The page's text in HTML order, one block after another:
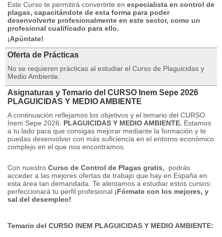
Este Curso te permitirá convertirte en especialista en control de
plagas, capacitándote de esta forma para poder
desenvolverte profesionalmente en este sector, como un
profesional cualificado para ello.
¡Apúntate!
Oferta de Prácticas
No se requieren prácticas al estudiar el Curso de Plaguicidas y
Medio Ambiente.
Asignaturas y Temario del CURSO Inem Sepe 2026
PLAGUICIDAS Y MEDIO AMBIENTE
A continuación reflejamos los objetivos y el temario del CURSO
Inem Sepe 2026: PLAGUICIDAS Y MEDIO AMBIENTE. Estamos
a tu lado para que consigas mejorar mediante la formación y te
puedas desenvolver con más suficiencia en el entorno económico
complejo en el que nos encontramos.
Con nuestro Curso de Control de Plagas gratis, podrás
acceder a las mejores ofertas de trabajo que hay en España en
esta área tan demandada. Te alentamos a estudiar estos cursos:
perfeccionará tu perfil profesional ¡Fórmate con los mejores, y
sal del desempleo!
Temario del CURSO INEM PLAGUICIDAS Y MEDIO AMBIENTE: